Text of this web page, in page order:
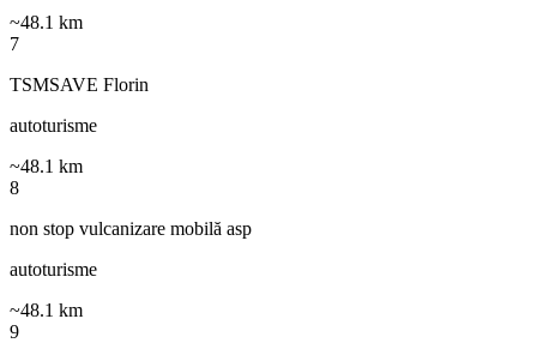
~48.1 km
7
TSMSAVE Florin
autoturisme
~48.1 km
8
non stop vulcanizare mobilă asp
autoturisme
~48.1 km
9